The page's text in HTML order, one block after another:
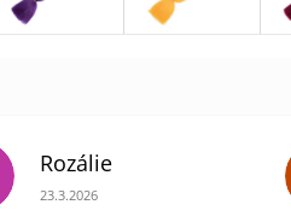
Rozálie
Hodnocení obchodu je 3 z 5 hvězdiček.
23.3.2026